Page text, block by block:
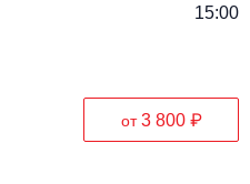
15:00
от3 800 ₽